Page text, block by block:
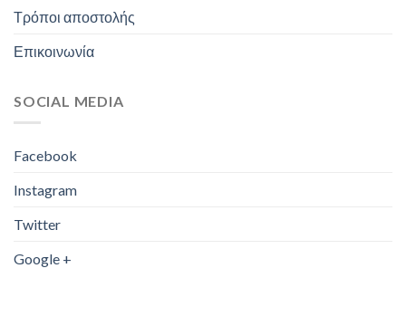
Τρόποι αποστολής
Επικοινωνία
SOCIAL MEDIA
Facebook
Instagram
Twitter
Google +